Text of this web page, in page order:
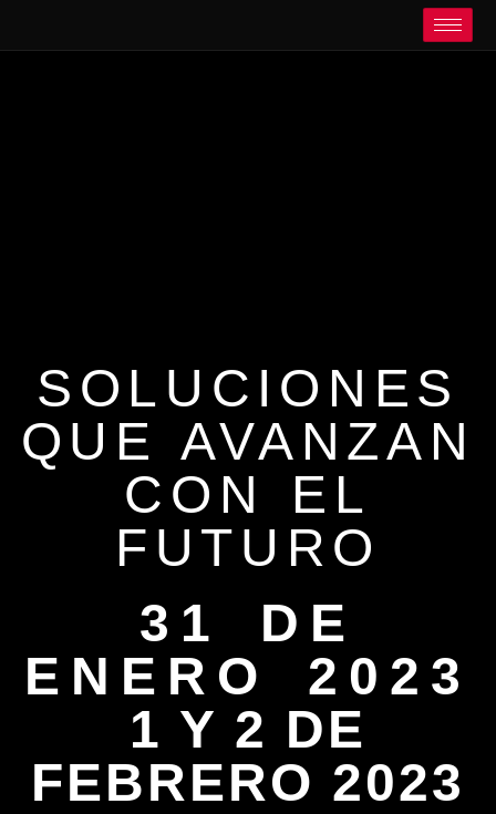
SOLUCIONES
QUE AVANZAN
CON EL
FUTURO
31 DE
ENERO 2023
1 Y 2 DE
FEBRERO 2023